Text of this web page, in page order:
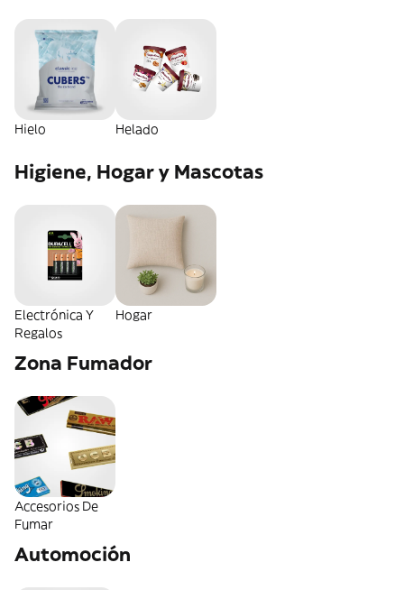
Hielo Helado
Higiene, Hogar y Mascotas
Electrónica Y
Regalos
Hogar
Zona Fumador
Accesorios De
Fumar
Automoción